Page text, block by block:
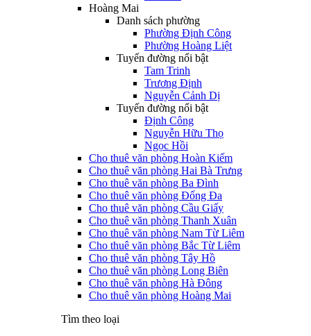
Hoàng Mai
Danh sách phường
Phường Định Công
Phường Hoàng Liệt
Tuyến đường nổi bật
Tam Trinh
Trương Định
Nguyễn Cảnh Dị
Tuyến đường nổi bật
Định Công
Nguyễn Hữu Thọ
Ngọc Hồi
Cho thuê văn phòng Hoàn Kiếm
Cho thuê văn phòng Hai Bà Trưng
Cho thuê văn phòng Ba Đình
Cho thuê văn phòng Đống Đa
Cho thuê văn phòng Cầu Giấy
Cho thuê văn phòng Thanh Xuân
Cho thuê văn phòng Nam Từ Liêm
Cho thuê văn phòng Bắc Từ Liêm
Cho thuê văn phòng Tây Hồ
Cho thuê văn phòng Long Biên
Cho thuê văn phòng Hà Đông
Cho thuê văn phòng Hoàng Mai
Tìm theo loại